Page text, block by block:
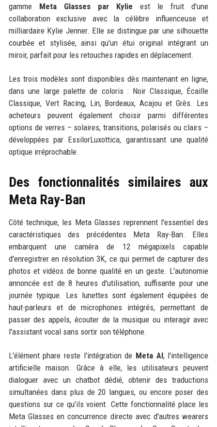
gamme Meta Glasses par Kylie est le fruit d'une
collaboration exclusive avec la célèbre influenceuse et
milliardaire Kylie Jenner. Elle se distingue par une silhouette
courbée et stylisée, ainsi qu'un étui original intégrant un
miroir, parfait pour les retouches rapides en déplacement.
Les trois modèles sont disponibles dès maintenant en ligne,
dans une large palette de coloris : Noir Classique, Écaille
Classique, Vert Racing, Lin, Bordeaux, Acajou et Grès. Les
acheteurs peuvent également choisir parmi différentes
options de verres – solaires, transitions, polarisés ou clairs –
développées par EssilorLuxottica, garantissant une qualité
optique irréprochable.
Des fonctionnalités similaires aux
Meta Ray-Ban
Côté technique, les Meta Glasses reprennent l'essentiel des
caractéristiques des précédentes Meta Ray-Ban. Elles
embarquent une caméra de 12 mégapixels capable
d'enregistrer en résolution 3K, ce qui permet de capturer des
photos et vidéos de bonne qualité en un geste. L'autonomie
annoncée est de 8 heures d'utilisation, suffisante pour une
journée typique. Les lunettes sont également équipées de
haut-parleurs et de microphones intégrés, permettant de
passer des appels, écouter de la musique ou interagir avec
l'assistant vocal sans sortir son téléphone.
L'élément phare reste l'intégration de Meta AI, l'intelligence
artificielle maison. Grâce à elle, les utilisateurs peuvent
dialoguer avec un chatbot dédié, obtenir des traductions
simultanées dans plus de 20 langues, ou encore poser des
questions sur ce qu'ils voient. Cette fonctionnalité place les
Meta Glasses en concurrence directe avec d'autres wearers